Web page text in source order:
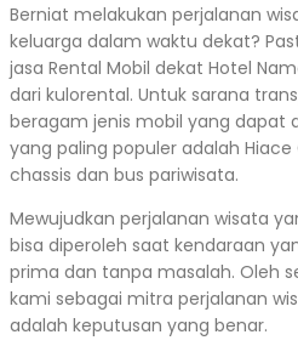
Berniat melakukan perjalanan
keluarga dalam waktu dekat?
jasa Rental Mobil dekat Hotel
dari kulorental. Untuk sarana
beragam jenis mobil yang dapat
yang paling populer adalah
chassis dan bus pariwisata.
Mewujudkan perjalanan wisata
bisa diperoleh saat kendaraan
prima dan tanpa masalah. Oleh
kami sebagai mitra perjalanan
adalah keputusan yang benar.